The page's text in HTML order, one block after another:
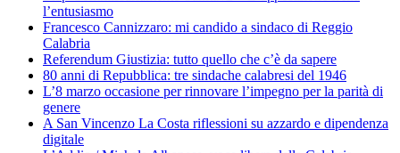
l’entusiasmo
Francesco Cannizzaro: mi candido a sindaco di Reggio
Calabria
Referendum Giustizia: tutto quello che c’è da sapere
80 anni di Repubblica: tre sindache calabresi del 1946
L’8 marzo occasione per rinnovare l’impegno per la parità di
genere
A San Vincenzo La Costa riflessioni su azzardo e dipendenza
digitale